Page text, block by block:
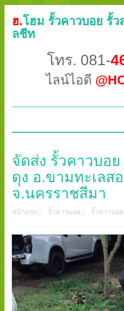
ฮ.โฮม รั้วคาวบอย รั้
ลชีท
โทร. 081-
ไลน์ไอดี
จัดส่ง รั้วคาวบอ
ดุง อ.ขามทะเลสอ
จ.นครราชสีมา
หน้าแรก รั้วคาวบอย รั้วคาวบอ